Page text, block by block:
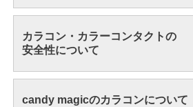
カラコン・カラーコンタクトの
安全性について
candy magicのカラコンについて